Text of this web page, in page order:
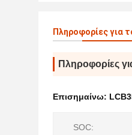
Πληροφορίες για
Πληροφορίες
Επισημαίνω:
SOC: